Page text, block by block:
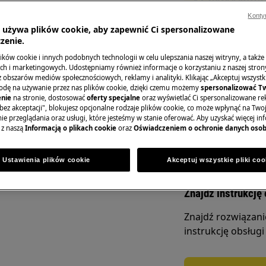
konserwacji, wyłącz urządzenie
Zamów wizytę
W celu
do strony Serwis.
Zarezerwuj
Znajdź instrukcję
Znajdź
instrukcję
używa plików cookie, aby zapewnić Ci spersonalizowane
cookie i innych podobnych technologii w celu ulepszania naszej witryny, a także
i marketingowych. Udostępniamy również informacje o korzystaniu z naszej
mediów społecznościowych, reklamy i analityki. Klikając „Akceptuj
na używanie przez nas plików cookie, dzięki czemu możemy spersonalizować
na stronie, dostosować oferty specjalne oraz wyświetlać Ci spersonalizowane
akceptacji", blokujesz opcjonalne rodzaje plików cookie, co może wpłynąć na
przeglądania oraz usługi, które jesteśmy w stanie oferować. Aby uzyskać więcej
nasząInformacją o plikach cookie oraz Oświadczeniem o ochronie danych
Ustawienia plików cookie Akceptuj wszystkie pliki